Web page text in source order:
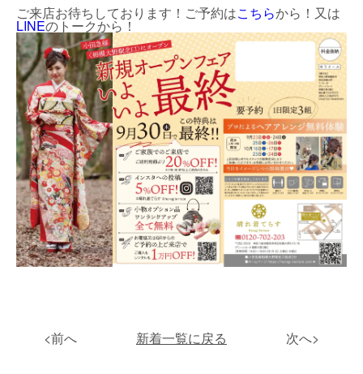
ご来店お待ちしております！ご予約はこちらから！又は
LINEのトークから！
<前へ 新着一覧に戻る 次へ>